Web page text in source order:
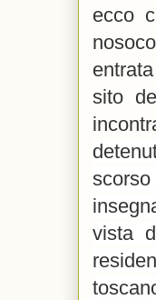
ecco
sito
vista